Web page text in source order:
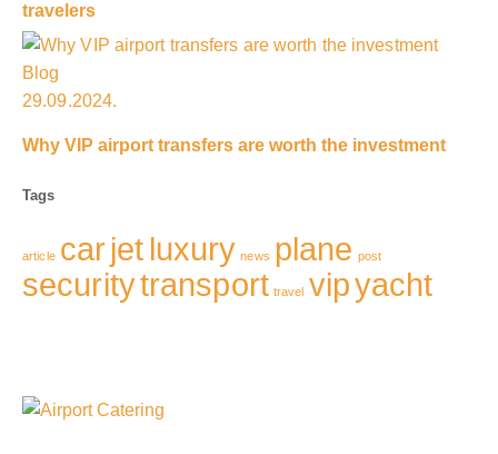
travelers
Blog
29.09.2024.
Why VIP airport transfers are worth the investment
Tags
article carjet luxury news plane post
securitytransport travel vipyacht